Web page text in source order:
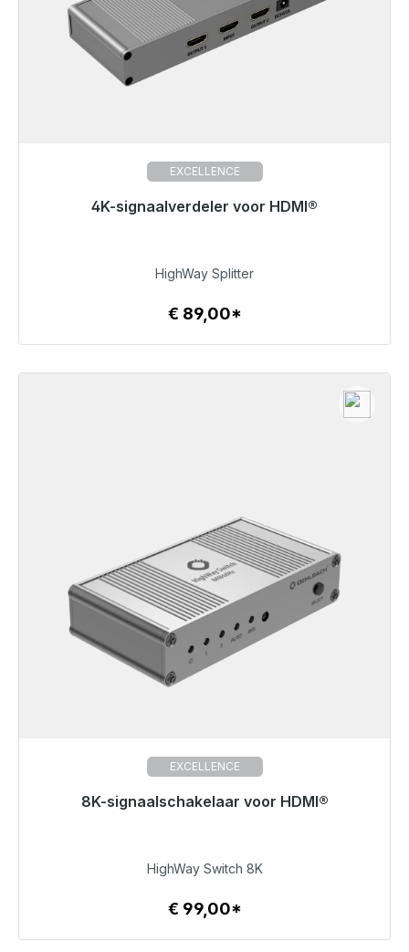
EXCELLENCE
4K-signaalverdeler voor HDMI®
Klaar voor onmiddellijke verzending, levertijd 48 uur*
Details
HighWay Splitter
€ 89,00*
EXCELLENCE
8K-signaalschakelaar voor HDMI®
Klaar voor onmiddellijke verzending, levertijd 48 uur*
Details
HighWay Switch 8K
€ 99,00*